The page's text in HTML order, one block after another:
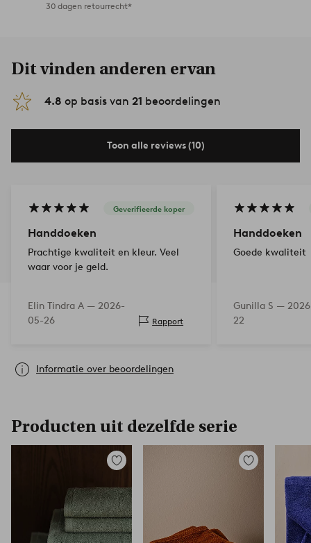
30 dagen retourrecht*
Dit vinden anderen ervan
4.8 op basis van 21 beoordelingen
Toon alle reviews (10)
Geverifieerde koper
Handdoeken
Prachtige kwaliteit en kleur. Veel
waar voor je geld.
Elin Tindra A — 2026-
05-26
Rapport
Handdoeken
Goede kwaliteit
Gunilla S —
22
Informatie over beoordelingen
Producten uit dezelfde serie
Toevoegen
favorieten
Toevoegen